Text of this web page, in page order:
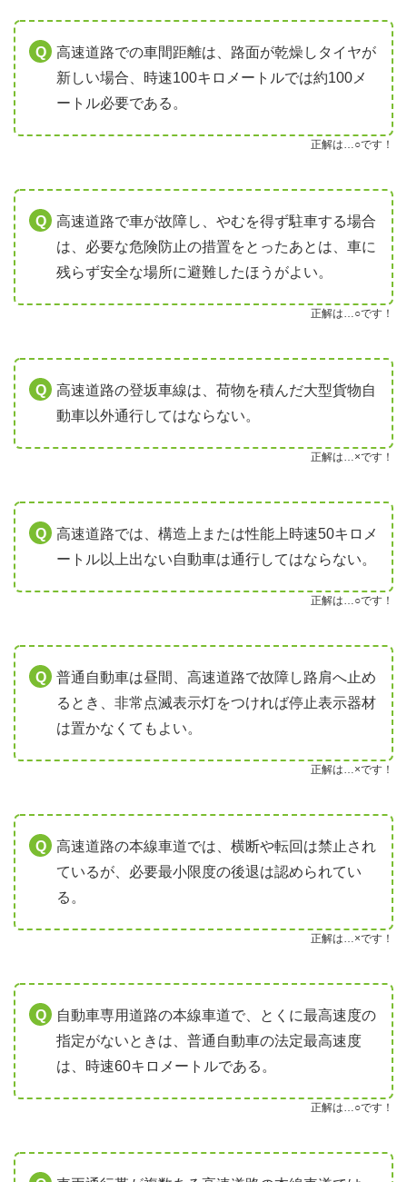
高速道路での車間距離は、路面が乾燥しタイヤが
新しい場合、時速100キロメートルでは約100メ
ートル必要である。
正解は…○です！
高速道路で車が故障し、やむを得ず駐車する場合
は、必要な危険防止の措置をとったあとは、車に
残らず安全な場所に避難したほうがよい。
正解は…○です！
高速道路の登坂車線は、荷物を積んだ大型貨物自
動車以外通行してはならない。
正解は…×です！
高速道路では、構造上または性能上時速50キロメ
ートル以上出ない自動車は通行してはならない。
正解は…○です！
普通自動車は昼間、高速道路で故障し路肩へ止め
るとき、非常点滅表示灯をつければ停止表示器材
は置かなくてもよい。
正解は…×です！
高速道路の本線車道では、横断や転回は禁止され
ているが、必要最小限度の後退は認められてい
る。
正解は…×です！
自動車専用道路の本線車道で、とくに最高速度の
指定がないときは、普通自動車の法定最高速度
は、時速60キロメートルである。
正解は…○です！